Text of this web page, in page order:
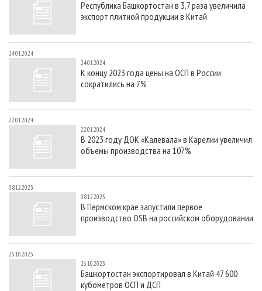
СУШКА ДРЕВЕСИНЫ
ПРОИЗВОДСТВО ДРЕВЕСНЫХ ПЛИТ
ДЕРЕВЯННОЕ ДОМОСТРОЕНИЕ
ПРОИЗВОДСТВО МЕБЕЛИ
БИОЭНЕРГЕТИКА
ЦБП
ИНСТРУМЕНТ И МАТЕРИАЛЫ
ПЕРСОНЫ
МОБИЛЬНЫЕ ВЫСТАВКИ
ПРИОРИТЕТНЫЕ ИНВЕСТПРОЕКТЫ
RUSSIAN FORESTRY REVIEW
ГАЗЕТА ЛЕСПРОМФОРУМ
БИБЛИОТЕКА СПЕЦИАЛИСТА
КОНТАКТЫ
РЕКЛАМА
Республика Башкортостан в 3,7 раза увеличила
экспорт плитной продукции в Китай
24.01.2024
24.01.2024
К концу 2023 года цены на ОСП в России
сократились на 7%
22.01.2024
22.01.2024
В 2023 году ДОК «Калевала» в Карелии увеличил
объемы производства на 107%
08.12.2023
08.12.2023
В Пермском крае запустили первое
производство OSB на российском оборудовании
26.10.2023
26.10.2023
Башкортостан экспортировал в Китай 47 600
кубометров ОСП и ДСП